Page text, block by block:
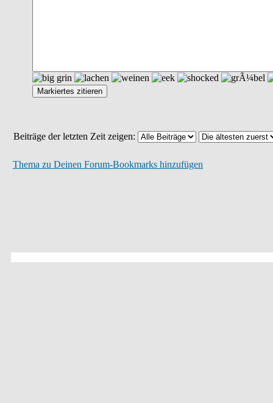
Beiträge der letzten Zeit zeigen:
Thema zu Deinen Forum-Bookmarks hinzufügen